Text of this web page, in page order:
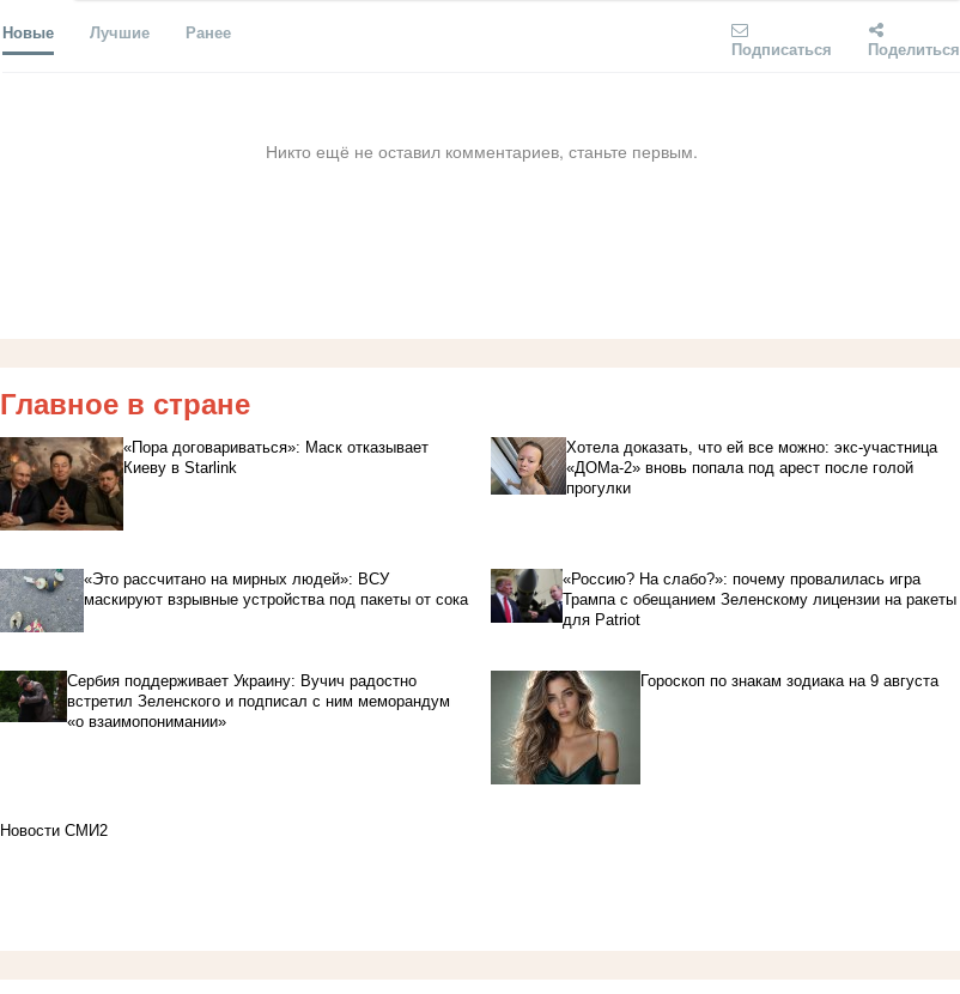
Новые Лучшие Ранее
Подписаться Поделиться
Никто ещё не оставил комментариев, станьте первым.
Главное в стране
«Пора договариваться»: Маск отказывает
Киеву в Starlink
Хотела доказать, что ей все можно: экс-участница
«ДОМа-2» вновь попала под арест после голой
прогулки
«Это рассчитано на мирных людей»: ВСУ
маскируют взрывные устройства под пакеты от сока
«Россию? На слабо?»: почему провалилась игра
Трампа с обещанием Зеленскому лицензии на ракеты
для Patriot
Сербия поддерживает Украину: Вучич радостно
встретил Зеленского и подписал с ним меморандум
«о взаимопонимании»
Гороскоп по знакам зодиака на 9 августа
Новости СМИ2